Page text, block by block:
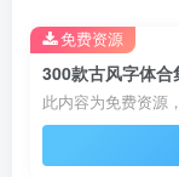
300款古风字体合
此内容为免费资源
免费资源